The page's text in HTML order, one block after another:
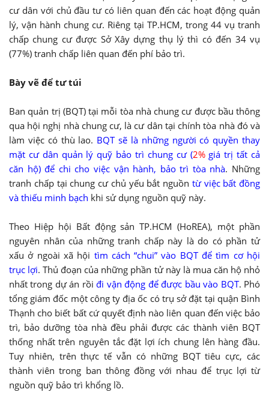
cư dân với chủ đầu tư có liên quan đến các hoạt động quản
lý, vận hành chung cư. Riêng tại TP.HCM, trong 44 vụ tranh
chấp chung cư được Sở Xây dựng thụ lý thì có đến 34 vụ
(77%) tranh chấp liên quan đến phí bảo trì.
Bày vẽ để tư túi
Ban quản trị (BQT) tại mỗi tòa nhà chung cư được bầu thông
qua hội nghị nhà chung cư, là cư dân tại chính tòa nhà đó và
làm việc có thù lao. BQT sẽ là những người có quyền thay
mặt cư dân quản lý quỹ bảo trì chung cư (2%giá trị tất cả
căn hộ) để chi cho việc vận hành, bảo trì tòa nhà. Những
tranh chấp tại chung cư chủ yếu bắt nguồn từ việc bất đồng
và thiếu minh bạch khi sử dụng nguồn quỹ này.
Theo Hiệp hội Bất động sản TP.HCM (HoREA), một phần
nguyên nhân của những tranh chấp này là do có phần tử
xấu ở ngoài xã hội tìm cách “chui” vào BQT để tìm cơ hội
trục lợi. Thủ đoạn của những phần tử này là mua căn hộ nhỏ
nhất trong dự án rồiđi vận động để được bầu vào BQT. Phó
tổng giám đốc một công ty địa ốc có trụ sở đặt tại quận Bình
Thạnh cho biết bất cứ quyết định nào liên quan đến việc bảo
trì, bảo dưỡng tòa nhà đều phải được các thành viên BQT
thống nhất trên nguyên tắc đặt lợi ích chung lên hàng đầu.
Tuy nhiên, trên thực tế vẫn có những BQT tiêu cực, các
thành viên trong ban thông đồng với nhau để trục lợi từ
nguồn quỹ bảo trì khổng lồ.